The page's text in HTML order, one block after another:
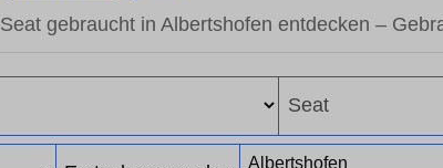
Seat gebraucht in Albertshofen entdecken –